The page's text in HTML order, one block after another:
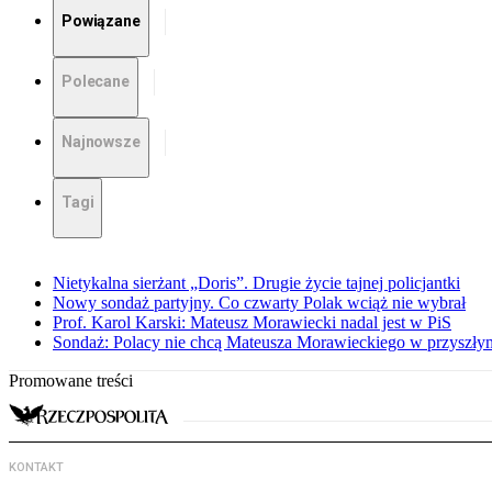
Powiązane
Polecane
Najnowsze
Tagi
Nietykalna sierżant „Doris”. Drugie życie tajnej policjantki
Nowy sondaż partyjny. Co czwarty Polak wciąż nie wybrał
Prof. Karol Karski: Mateusz Morawiecki nadal jest w PiS
Sondaż: Polacy nie chcą Mateusza Morawieckiego w
Promowane treści
KONTAKT